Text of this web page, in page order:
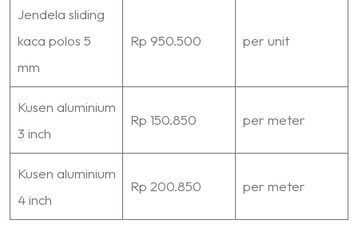
Jendela sliding
kaca polos 5
mm
Rp 950.500 per unit
Kusen aluminium
3 inch
Rp 150.850 per meter
Kusen aluminium
4 inch
Rp 200.850 per meter